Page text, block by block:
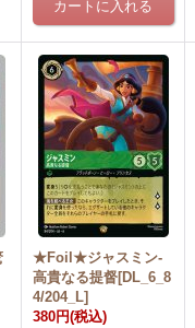
★Foil★ジャスミン-
高貴なる提督[DL_6_8
4/204_L]
380円(税込)